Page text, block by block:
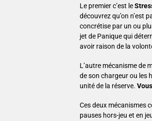
Le premier c’est le
découvrez qu’on n’est
concrétise par un ou
jet de Panique qui
avoir raison de la
L’autre mécanisme de
de son chargeur ou les
unité de la réserve.
Ces deux mécanismes
pauses hors-jeu et en